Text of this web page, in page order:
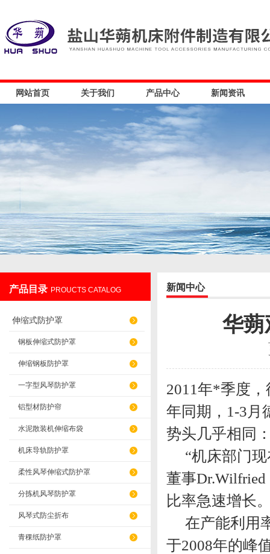
盐山华蒴机床附件制造有限公司
网站首页 关于我们 产品中心 新闻资讯
产品目录 PROUCTS CATALOG
伸缩式防护罩
钢板伸缩式防护罩
伸缩钢板防护罩
一字型风琴防护罩
铝型材防护帘
水泥散装机伸缩布袋
机床导轨防护罩
柔性风琴伸缩式防护罩
分拣机风琴防护罩
风琴式防尘折布
青稞纸防护罩
新闻中心
华蒴
2011年*季度
年同期，1-3月
势头几乎相同
“机床部门现
董事
比率急速增长
在产能利用
于2008年的峰